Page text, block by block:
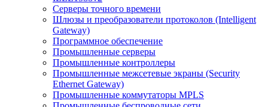
Серверы точного времени
Шлюзы и преобразователи протоколов (Intelligent
Gateway)
Программное обеспечение
Промышленные серверы
Промышленные контроллеры
Промышленные межсетевые экраны (Security
Ethernet Gateway)
Промышленные коммутаторы MPLS